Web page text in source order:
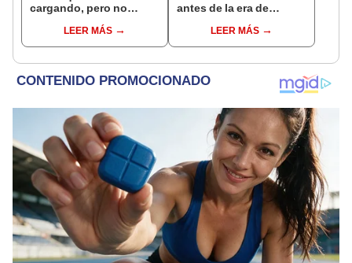
cargando, pero no
arreglarlo?LEER MÁS
antes de la era de
LEER MÁS